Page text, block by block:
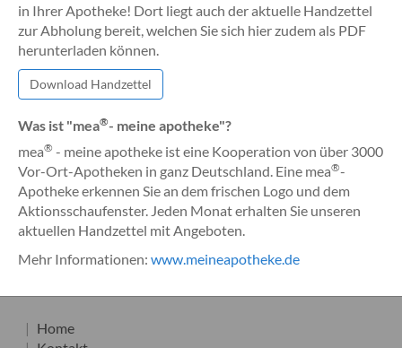
in Ihrer Apotheke! Dort liegt auch der aktuelle Handzettel
zur Abholung bereit, welchen Sie sich hier zudem als PDF
herunterladen können.
Download Handzettel
Was ist "mea®- meine apotheke"?
mea® - meine apotheke ist eine Kooperation von über 3000
Vor-Ort-Apotheken in ganz Deutschland. Eine mea®-
Apotheke erkennen Sie an dem frischen Logo und dem
Aktionsschaufenster. Jeden Monat erhalten Sie unseren
aktuellen Handzettel mit Angeboten.
Mehr Informationen: www.meineapotheke.de
Home